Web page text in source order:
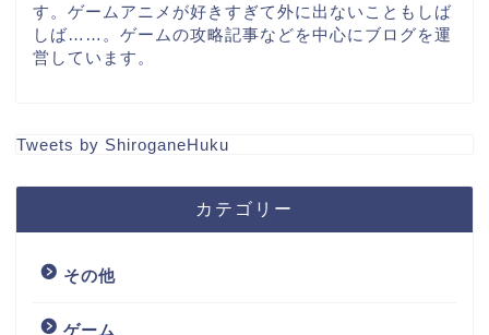
す。ゲームアニメが好きすぎて外に出ないこともしば
しば……。ゲームの攻略記事などを中心にブログを運
営しています。
Tweets by ShiroganeHuku
カテゴリー
その他
ゲーム